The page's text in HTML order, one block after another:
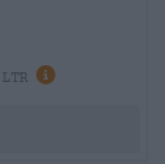
info